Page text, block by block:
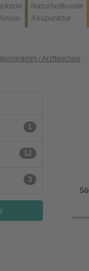
Naturheilkunde
Akupunktur
/ Arzttaschen
1
12
3